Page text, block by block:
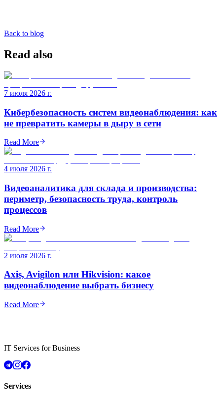
Back to blog
Read also
7 июля 2026 г.
Кибербезопасность систем видеонаблюдения: как
не превратить камеры в дыру в сети
Read More
4 июля 2026 г.
Видеоаналитика для склада и производства:
периметр, безопасность труда, контроль
процессов
Read More
2 июля 2026 г.
Axis, Avigilon или Hikvision: какое
видеонаблюдение выбрать бизнесу
Read More
IT Services for Business
Services